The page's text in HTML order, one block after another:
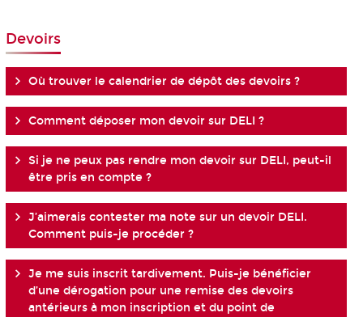
Devoirs
Où trouver le calendrier de dépôt des devoirs ?
Comment déposer mon devoir sur DELI ?
Si je ne peux pas rendre mon devoir sur DELI, peut-il
être pris en compte ?
J’aimerais contester ma note sur un devoir DELI.
Comment puis-je procéder ?
Je me suis inscrit tardivement. Puis-je bénéficier
d’une dérogation pour une remise des devoirs
antérieurs à mon inscription et du point de